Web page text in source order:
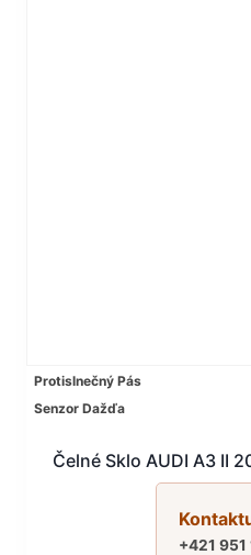
Protislnečný Pás
Senzor Dažďa
Čelné Sklo AUDI A3 II
+421 951